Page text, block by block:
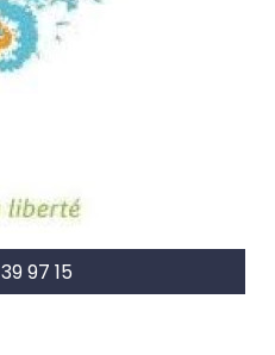
97 15